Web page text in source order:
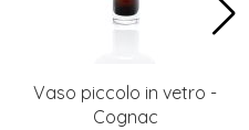
Vaso piccolo in vetro -
Cognac